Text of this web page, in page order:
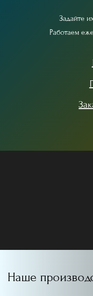
Задайте и
Работаем еже
Наше